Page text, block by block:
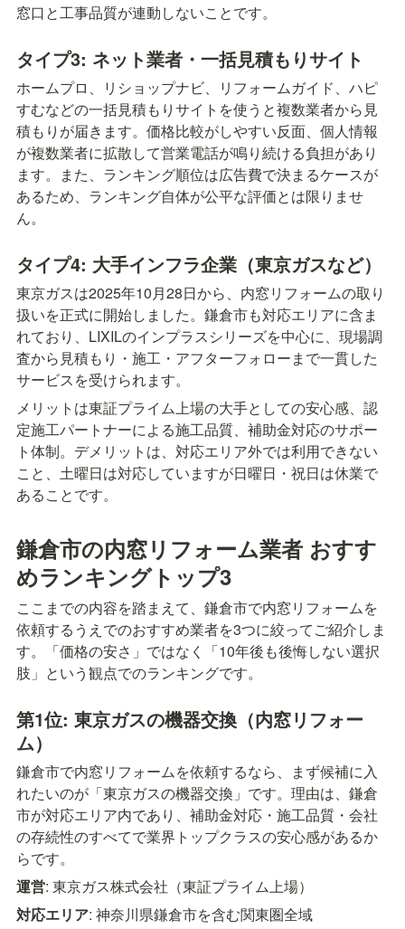
窓口と工事品質が連動しないことです。
タイプ3: ネット業者・一括見積もりサイト
ホームプロ、リショップナビ、リフォームガイド、ハピ
すむなどの一括見積もりサイトを使うと複数業者から見
積もりが届きます。価格比較がしやすい反面、個人情報
が複数業者に拡散して営業電話が鳴り続ける負担があり
ます。また、ランキング順位は広告費で決まるケースが
あるため、ランキング自体が公平な評価とは限りませ
ん。
タイプ4: 大手インフラ企業（東京ガスなど）
東京ガスは2025年10月28日から、内窓リフォームの取り
扱いを正式に開始しました。鎌倉市も対応エリアに含ま
れており、LIXILのインプラスシリーズを中心に、現場調
査から見積もり・施工・アフターフォローまで一貫した
サービスを受けられます。
メリットは東証プライム上場の大手としての安心感、認
定施工パートナーによる施工品質、補助金対応のサポー
ト体制。デメリットは、対応エリア外では利用できない
こと、土曜日は対応していますが日曜日・祝日は休業で
あることです。
鎌倉市の内窓リフォーム業者 おすす
めランキングトップ3
ここまでの内容を踏まえて、鎌倉市で内窓リフォームを
依頼するうえでのおすすめ業者を3つに絞ってご紹介しま
す。「価格の安さ」ではなく「10年後も後悔しない選択
肢」という観点でのランキングです。
第1位: 東京ガスの機器交換（内窓リフォー
ム）
鎌倉市で内窓リフォームを依頼するなら、まず候補に入
れたいのが「東京ガスの機器交換」です。理由は、鎌倉
市が対応エリア内であり、補助金対応・施工品質・会社
の存続性のすべてで業界トップクラスの安心感があるか
らです。
運営: 東京ガス株式会社（東証プライム上場）
対応エリア: 神奈川県鎌倉市を含む関東圏全域